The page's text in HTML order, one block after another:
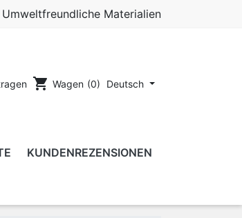
Umweltfreundliche Materialien
shopping_cart Wagen (0) Deutsch
KUNDENREZENSIONEN